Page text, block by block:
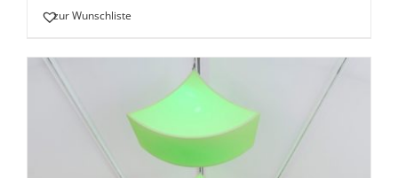
zur Wunschliste